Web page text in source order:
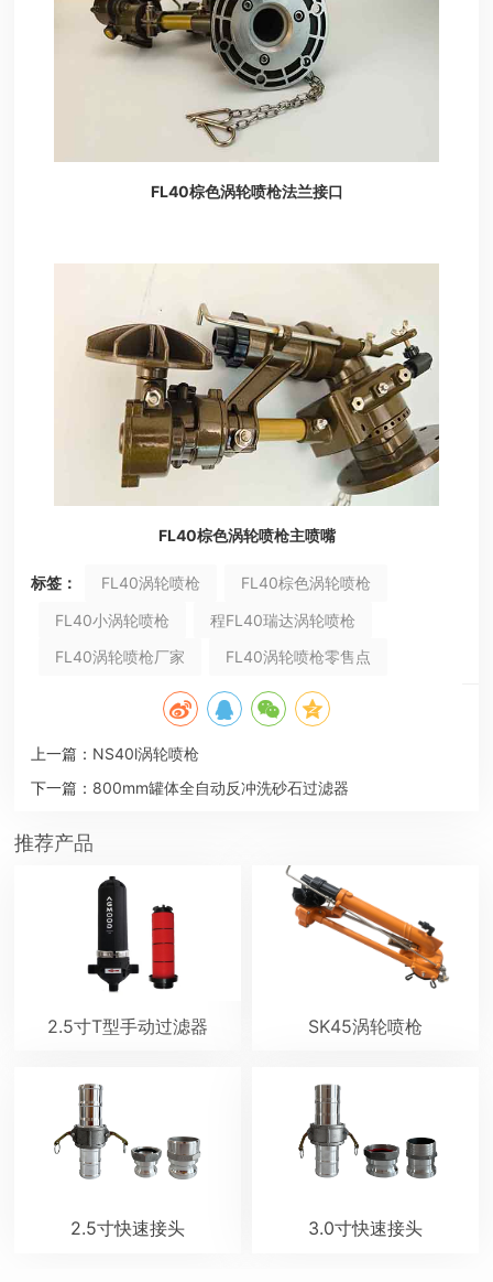
FL40棕色涡轮喷枪法兰接口
FL40棕色涡轮喷枪主喷嘴
标签： FL40涡轮喷枪
FL40棕色涡轮喷枪
FL40小涡轮喷枪
程FL40瑞达涡轮喷枪
FL40涡轮喷枪厂家
FL40涡轮喷枪零售点
上一篇： NS40l涡轮喷枪
下一篇： 800mm罐体全自动反冲洗砂石过滤器
推荐产品
2.5寸T型手动过滤器 SK45涡轮喷枪
2.5寸快速接头 3.0寸快速接头